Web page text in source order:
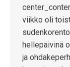
viikko oli
hellepäivinä
ja